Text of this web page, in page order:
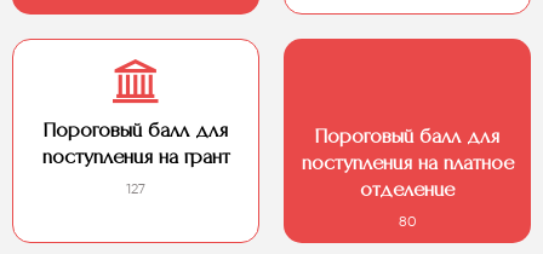
Пороговый балл для
поступления на грант
127
Пороговый балл для
поступления на платное
отделение
80